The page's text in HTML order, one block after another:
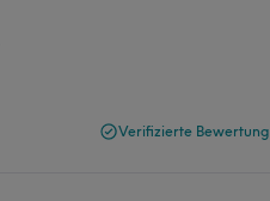
Verifizierte Bewertung